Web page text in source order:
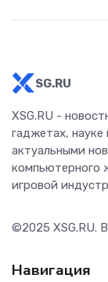
SG.RU
XSG.RU -
гаджетах,
актуальными
компьютерного
игровой
©2025 XSG.RU.
Навигация